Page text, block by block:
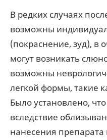
В редких случаях
возможны
(покраснение, зуд), в
могут возникать
возможны
легкой формы, такие
Было установлено,
вследствие
нанесения препарата